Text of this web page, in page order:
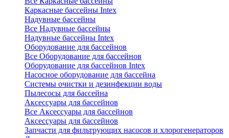
Каркасные бассейны Intex
Надувные бассейны
Все Надувные бассейны
Надувные бассейны Intex
Оборудование для бассейнов
Все Оборудование для бассейнов
Оборудование для бассейнов Intex
Насосное оборудование для бассейна
Системы очистки и дезинфекции воды
Пылесосы для бассейна
Аксессуары для бассейнов
Все Аксессуары для бассейнов
Аксессуары для бассейнов
Запчасти для фильтрующих насосов и хлорогенераторов